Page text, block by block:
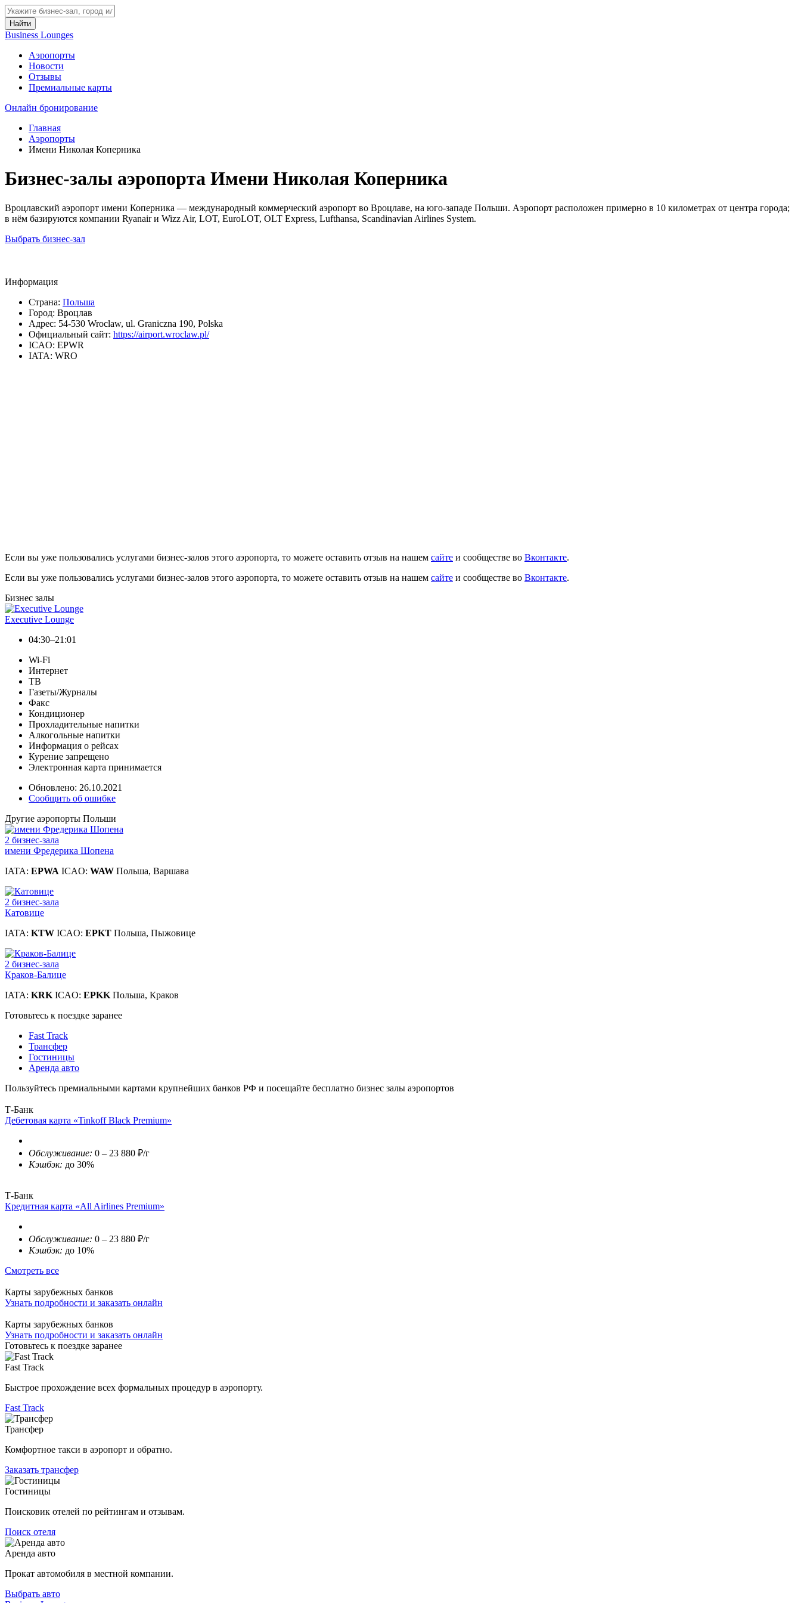
Найти
Business Lounges
Аэропорты
Новости
Отзывы
Премиальные карты
Онлайн бронирование
Главная
Аэропорты
Имени Николая Коперника
Бизнес-залы аэропорта Имени Николая Коперника
Вроцлавский аэропорт имени Коперника — международный коммерческий аэропорт во Вроцлаве, на юго-западе Польши. Аэропорт расположен примерно в 10 километрах от центра города;
в нём базируются компании Ryanair и Wizz Air, LOT, EuroLOT, OLT Express, Lufthansa, Scandinavian Airlines System.
Выбрать бизнес-зал
Информация
Страна: Польша
Город: Вроцлав
Адрес: 54-530 Wroclaw, ul. Graniczna 190, Polska
Официальный сайт: https://airport.wroclaw.pl/
ICAO: EPWR
IATA: WRO
Если вы уже пользовались услугами бизнес-залов этого аэропорта, то можете оставить отзыв на нашем сайте и сообществе во Вконтакте.
Если вы уже пользовались услугами бизнес-залов этого аэропорта, то можете оставить отзыв на нашем сайте и сообществе во Вконтакте.
Бизнес залы
Executive Lounge
04:30–21:01
Wi-Fi
Интернет
ТВ
Газеты/Журналы
Факс
Кондиционер
Прохладительные напитки
Алкогольные напитки
Информация о рейсах
Курение запрещено
Электронная карта принимается
Обновлено: 26.10.2021
Сообщить об ошибке
Другие аэропорты Польши
2 бизнес-зала
имени Фредерика Шопена
IATA: EPWA ICAO: WAW Польша, Варшава
2 бизнес-зала
Катовице
IATA: KTW ICAO: EPKT Польша, Пыжовице
2 бизнес-зала
Краков-Балице
IATA: KRK ICAO: EPKK Польша, Краков
Готовьтесь к поездке заранее
Fast Track
Трансфер
Гостиницы
Аренда авто
Пользуйтесь премиальными картами крупнейших банков РФ и посещайте бесплатно бизнес залы аэропортов
Т-Банк
Дебетовая карта «Tinkoff Black Premium»
Обслуживание: 0 – 23 880 ₽/г
Кэшбэк: до 30%
Т-Банк
Кредитная карта «All Airlines Premium»
Обслуживание: 0 – 23 880 ₽/г
Кэшбэк: до 10%
Смотреть все
Карты зарубежных банков
Узнать подробности и заказать онлайн
Карты зарубежных банков
Узнать подробности и заказать онлайн
Готовьтесь к поездке заранее
Fast Track
Быстрое прохождение всех формальных процедур в аэропорту.
Fast Track
Трансфер
Комфортное такси в аэропорт и обратно.
Заказать трансфер
Гостиницы
Поисковик отелей по рейтингам и отзывам.
Поиск отеля
Аренда авто
Прокат автомобиля в местной компании.
Выбрать авто